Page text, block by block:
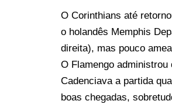
O Corinthians até
o holandês Memphis
direita), mas pouco
O Flamengo
Cadenciava a partida
boas chegadas,